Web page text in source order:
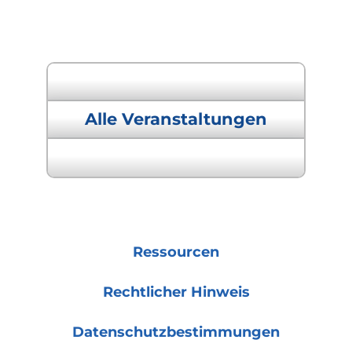
Alle Veranstaltungen
Ressourcen
Rechtlicher Hinweis
Datenschutzbestimmungen